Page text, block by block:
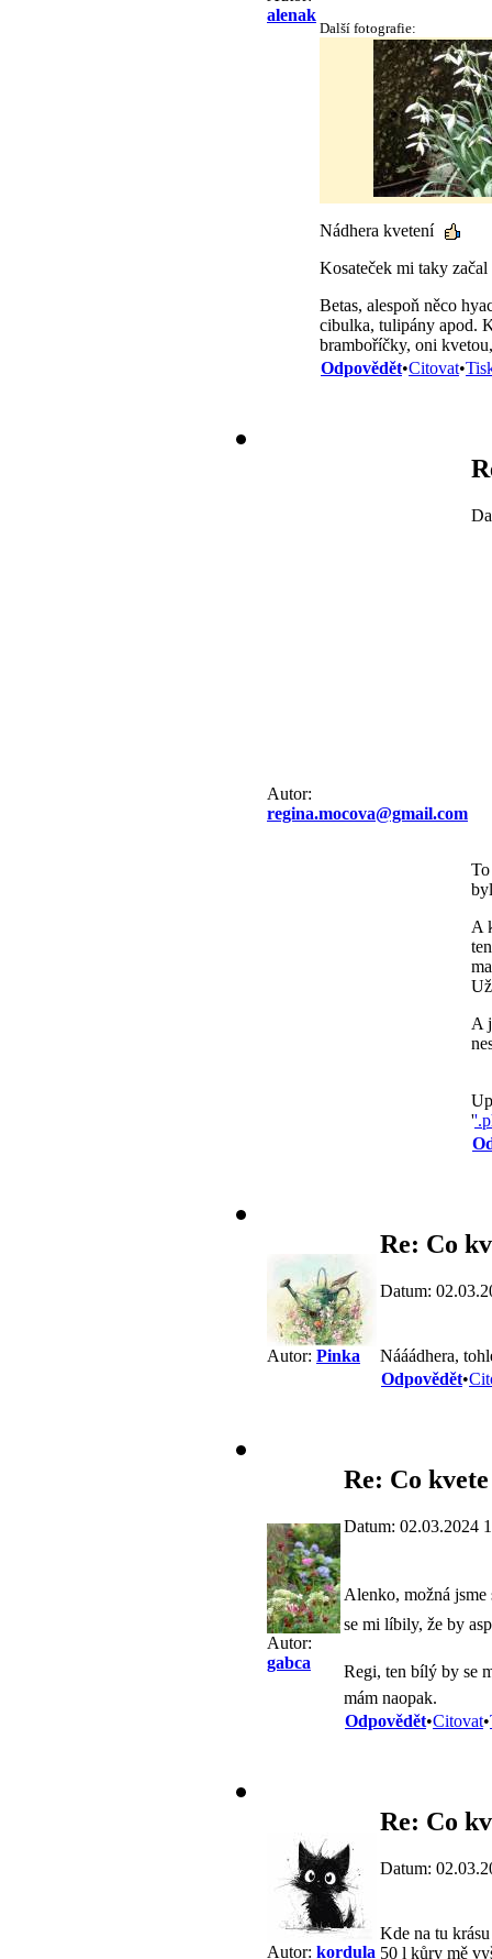
alenak
Další fotografie:
Nádhera kvetení
Kosateček mi taky
Betas, alespoň něco
cibulka, tulipány apod.
bramboříčky, oni
Odpovědět•Citovat•
Autor:
regina.mocova@gmail.com
A
A
'
Autor: Pinka
Re: Co
Datum:
Nááádhera,
Odpovědět•
Autor:
gabca
Re: Co
Datum: 02.03.2024
Alenko, možná
se mi líbily, že by
Regi, ten bílý by se
mám naopak.
Odpovědět•Citovat•
Autor: kordula
Re: Co
Datum:
Kde na tu
50 l kůry mě